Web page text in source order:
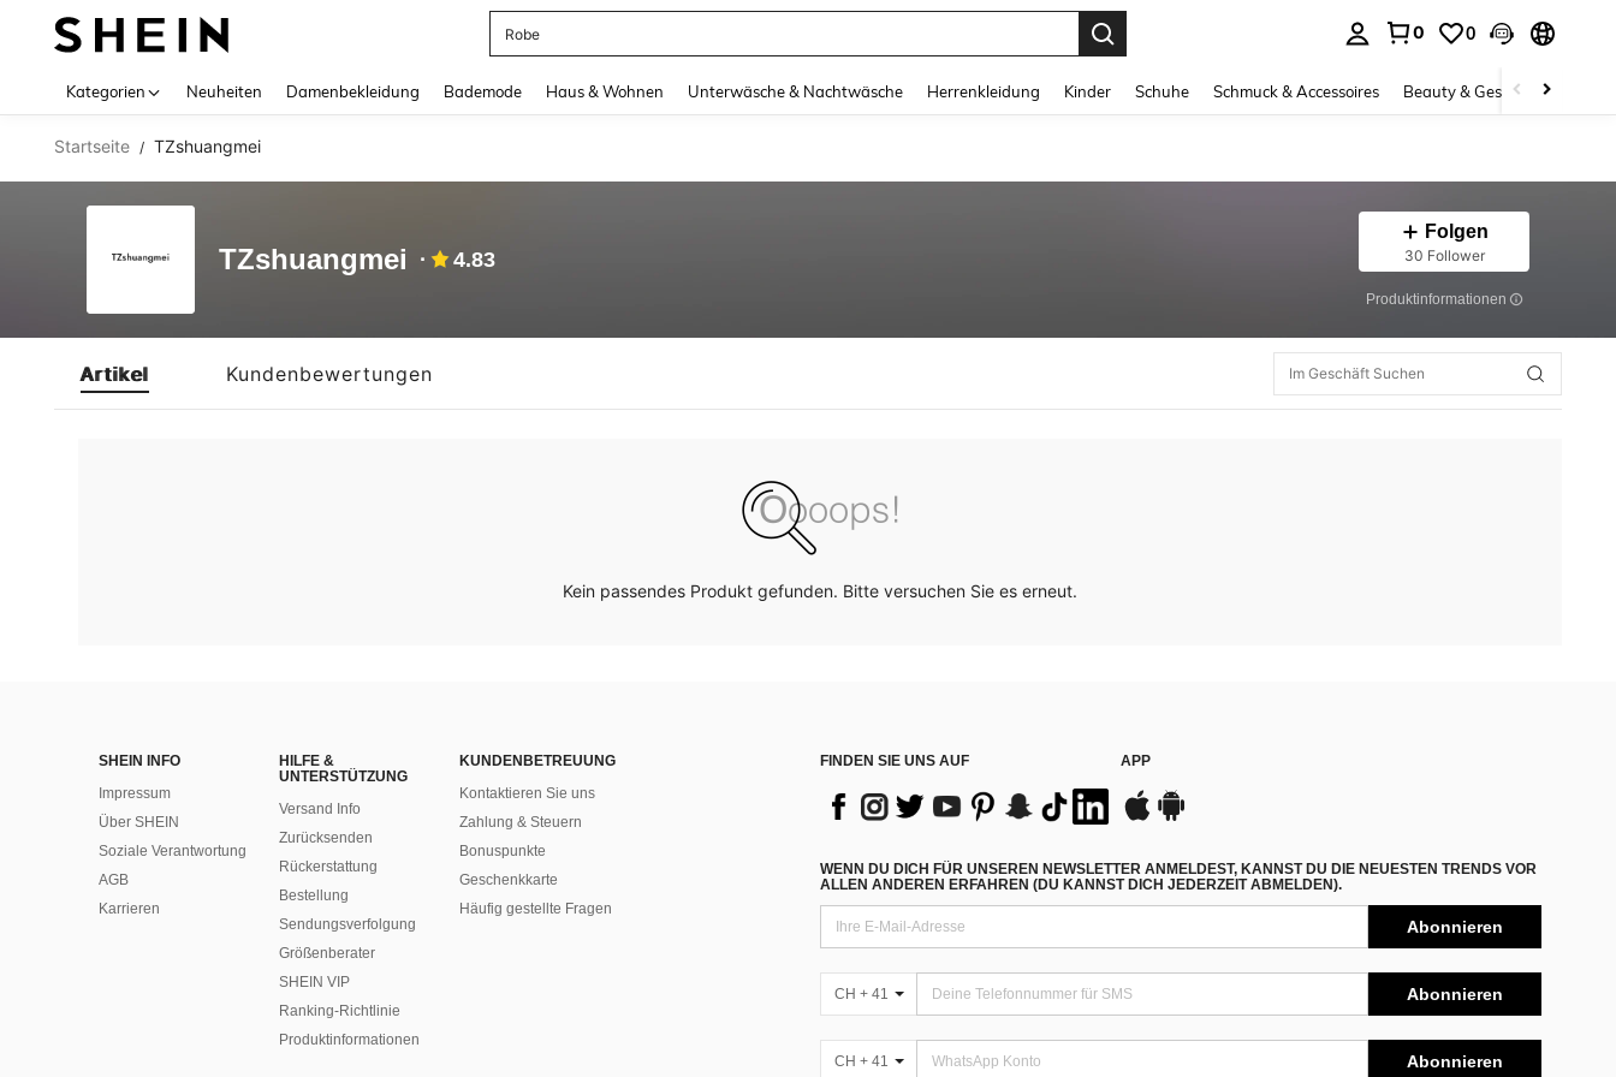
Robe
0 0
Kategorien Neuheiten Damenbekleidung Bademode Haus & Wohnen Unterwäsche & Nachtwäsche Herrenkleidung Kinder Schuhe Schmuck & Accessoires Beauty & Gesundheit
Startseite / TZshuangmei
TZshuangmei 4.83
Folgen
30 Follower
Produktinformationen
Artikel Kundenbewertungen
Kein passendes Produkt gefunden. Bitte versuchen Sie es erneut.
SHEIN INFO
Impressum
Über SHEIN
Soziale Verantwortung
AGB
Karrieren
HILFE &
UNTERSTÜTZUNG
Versand Info
Zurücksenden
Rückerstattung
Bestellung
Sendungsverfolgung
Größenberater
SHEIN VIP
Ranking-Richtlinie
​Produktinformationen
KUNDENBETREUUNG
Kontaktieren Sie uns
Zahlung & Steuern
Bonuspunkte
Geschenkkarte
Häufig gestellte Fragen
FINDEN SIE UNS AUF APP
WENN DU DICH FÜR UNSEREN NEWSLETTER ANMELDEST, KANNST DU DIE NEUESTEN TRENDS VOR
ALLEN ANDEREN ERFAHREN (DU KANNST DICH JEDERZEIT ABMELDEN).
Abonnieren
CH + 41 Abonnieren
CH + 41 Abonnieren